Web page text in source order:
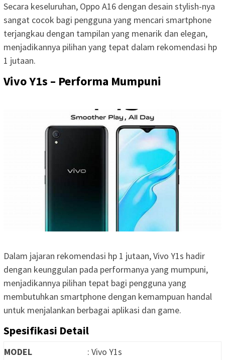
Secara keseluruhan, Oppo A16 dengan desain stylish-nya
sangat cocok bagi pengguna yang mencari smartphone
terjangkau dengan tampilan yang menarik dan elegan,
menjadikannya pilihan yang tepat dalam rekomendasi hp
1 jutaan.
Vivo Y1s – Performa Mumpuni
Dalam jajaran rekomendasi hp 1 jutaan, Vivo Y1s hadir
dengan keunggulan pada performanya yang mumpuni,
menjadikannya pilihan tepat bagi pengguna yang
membutuhkan smartphone dengan kemampuan handal
untuk menjalankan berbagai aplikasi dan game.
Spesifikasi Detail
MODEL
: Vivo Y1s